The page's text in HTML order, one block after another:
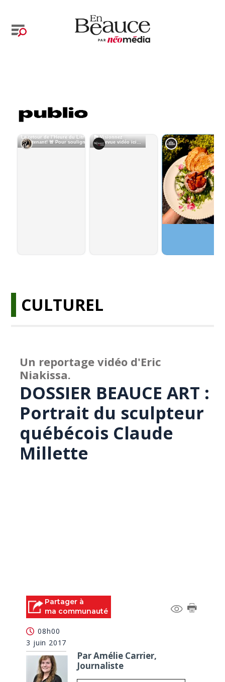
CULTUREL
Un reportage vidéo d'Eric
Niakissa.
DOSSIER BEAUCE ART :
Portrait du sculpteur
québécois Claude
Millette
Partager à
ma communauté
08h00
3 juin 2017
Par Amélie Carrier,
Journaliste